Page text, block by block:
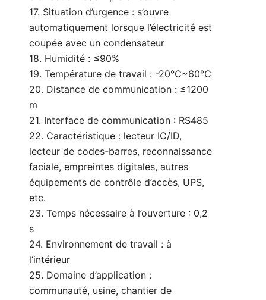
17. Situation d’urgence : s’ouvre
automatiquement lorsque l’électricité est
coupée avec un condensateur
18. Humidité : ≤90%
19. Température de travail : -20℃~60℃
20. Distance de communication : ≤1200
m
21. Interface de communication : RS485
22. Caractéristique : lecteur IC/ID,
lecteur de codes-barres, reconnaissance
faciale, empreintes digitales, autres
équipements de contrôle d’accès, UPS,
etc.
23. Temps nécessaire à l’ouverture : 0,2
s
24. Environnement de travail : à
l’intérieur
25. Domaine d’application :
communauté, usine, chantier de